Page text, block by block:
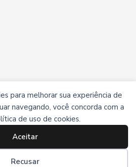
para melhorar sua experiência de
navegando, você concorda com a
de uso de cookies.
Aceitar
Recusar